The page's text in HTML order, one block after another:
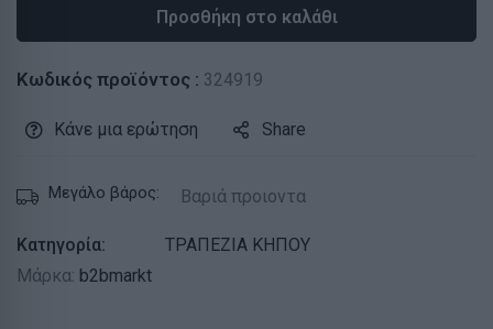
Προσθήκη στο καλάθι
Κωδικός προϊόντος : 324919
Κάνε μια ερώτηση Share
Μεγάλο βάρος: Βαριά προιοντα
Κατηγορία:
ΤΡΑΠΕΖΙΑ ΚΗΠΟΥ
Μάρκα: b2bmarkt